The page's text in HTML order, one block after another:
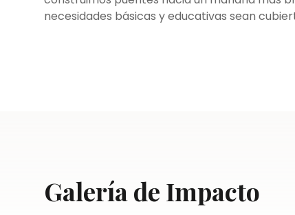
necesidades básicas y educativas sean
Galería de Impacto